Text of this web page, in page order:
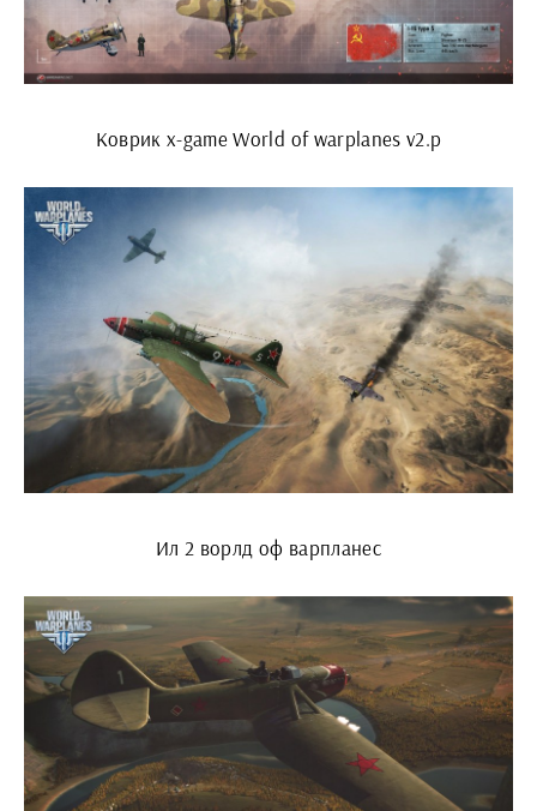
Коврик x-game World of warplanes v2.p
Ил 2 ворлд оф варпланес